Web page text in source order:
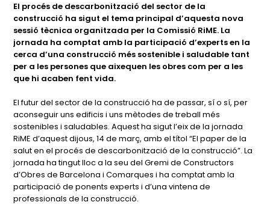
El procés de descarbonització del sector de la
construcció ha sigut el tema principal d’aquesta nova
sessió tècnica organitzada per la Comissió RiME. La
jornada ha comptat amb la participació d’experts en la
cerca d’una construcció més sostenible i saludable tant
per a les persones que aixequen les obres com per a les
que hi acaben fent vida.
El futur del sector de la construcció ha de passar, sí o sí, per
aconseguir uns edificis i uns mètodes de treball més
sostenibles i saludables. Aquest ha sigut l’eix de la jornada
RiME d’aquest dijous, 14 de març, amb el títol “El paper de la
salut en el procés de descarbonització de la construcció”. La
jornada ha tingut lloc a la seu del Gremi de Constructors
d’Obres de Barcelona i Comarques i ha comptat amb la
participació de ponents experts i d’una vintena de
professionals de la construcció.